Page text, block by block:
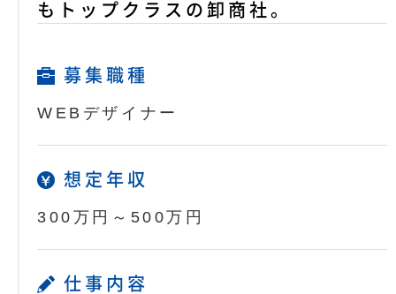
もトップクラスの卸商社。
募集職種
WEBデザイナー
想定年収
300万円～500万円
仕事内容